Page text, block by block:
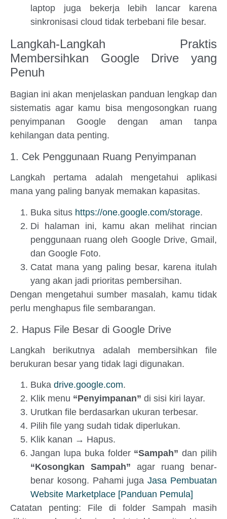
laptop juga bekerja lebih lancar karena
sinkronisasi cloud tidak terbebani file besar.
Langkah-Langkah Praktis
Membersihkan Google Drive yang
Penuh
Bagian ini akan menjelaskan panduan lengkap dan
sistematis agar kamu bisa mengosongkan ruang
penyimpanan Google dengan aman tanpa
kehilangan data penting.
1. Cek Penggunaan Ruang Penyimpanan
Langkah pertama adalah mengetahui aplikasi
mana yang paling banyak memakan kapasitas.
Buka situs https://one.google.com/storage.
Di halaman ini, kamu akan melihat rincian
penggunaan ruang oleh Google Drive, Gmail,
dan Google Foto.
Catat mana yang paling besar, karena itulah
yang akan jadi prioritas pembersihan.
Dengan mengetahui sumber masalah, kamu tidak
perlu menghapus file sembarangan.
2. Hapus File Besar di Google Drive
Langkah berikutnya adalah membersihkan file
berukuran besar yang tidak lagi digunakan.
Buka drive.google.com.
Klik menu “Penyimpanan” di sisi kiri layar.
Urutkan file berdasarkan ukuran terbesar.
Pilih file yang sudah tidak diperlukan.
Klik kanan → Hapus.
Jangan lupa buka folder “Sampah” dan pilih
“Kosongkan Sampah” agar ruang benar-
benar kosong. Pahami jugaJasa Pembuatan
Website Marketplace [Panduan Pemula]
Catatan penting: File di folder Sampah masih